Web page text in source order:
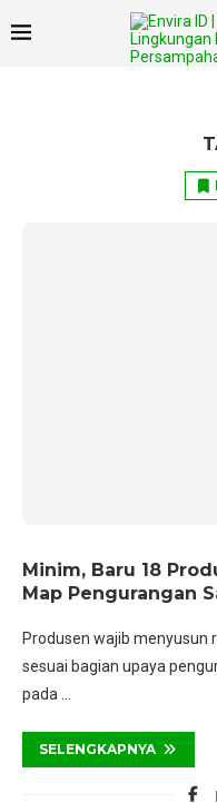
Minim, Baru 18
Map Pengurangan
Produsen wajib menyusun
sesuai bagian upaya
pada …
SELENGKAPNYA